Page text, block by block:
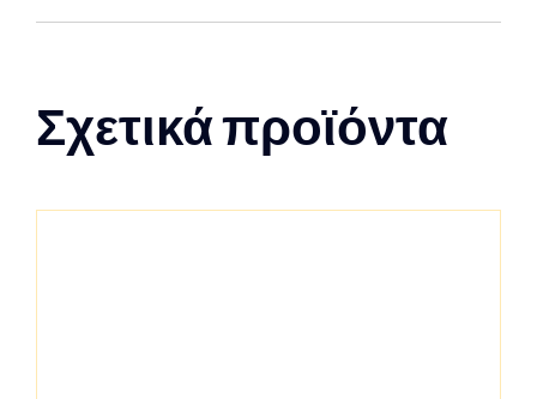
Σχετικά προϊόντα